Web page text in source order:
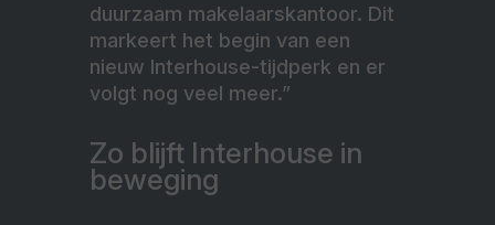
duurzaam makelaarskantoor. Dit
markeert het begin van een
nieuw Interhouse-tijdperk en er
volgt nog veel meer.”
Zo blijft Interhouse in
beweging